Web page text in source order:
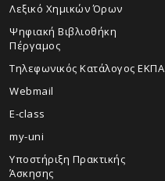
Λεξικό Χημικών Όρων
Ψηφιακή Βιβλιοθήκη
Πέργαμος
Τηλεφωνικός Κατάλογος ΕΚΠΑ
Webmail
E-class
my-uni
Υποστήριξη Πρακτικής
Άσκησης